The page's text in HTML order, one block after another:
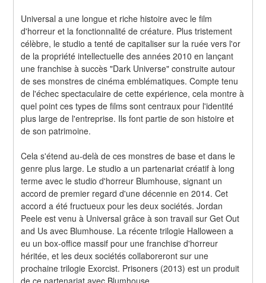
Universal a une longue et riche histoire avec le film
d'horreur et la fonctionnalité de créature. Plus tristement
célèbre, le studio a tenté de capitaliser sur la ruée vers l'or
de la propriété intellectuelle des années 2010 en lançant
une franchise à succès "Dark Universe" construite autour
de ses monstres de cinéma emblématiques. Compte tenu
de l'échec spectaculaire de cette expérience, cela montre à
quel point ces types de films sont centraux pour l'identité
plus large de l'entreprise. Ils font partie de son histoire et
de son patrimoine.
Cela s'étend au-delà de ces monstres de base et dans le
genre plus large. Le studio a un partenariat créatif à long
terme avec le studio d'horreur Blumhouse, signant un
accord de premier regard d'une décennie en 2014. Cet
accord a été fructueux pour les deux sociétés. Jordan
Peele est venu à Universal grâce à son travail sur Get Out
and Us avec Blumhouse. La récente trilogie Halloween a
eu un box-office massif pour une franchise d'horreur
héritée, et les deux sociétés collaboreront sur une
prochaine trilogie Exorcist. Prisoners (2013) est un produit
de ce partenariat avec Blumhouse.